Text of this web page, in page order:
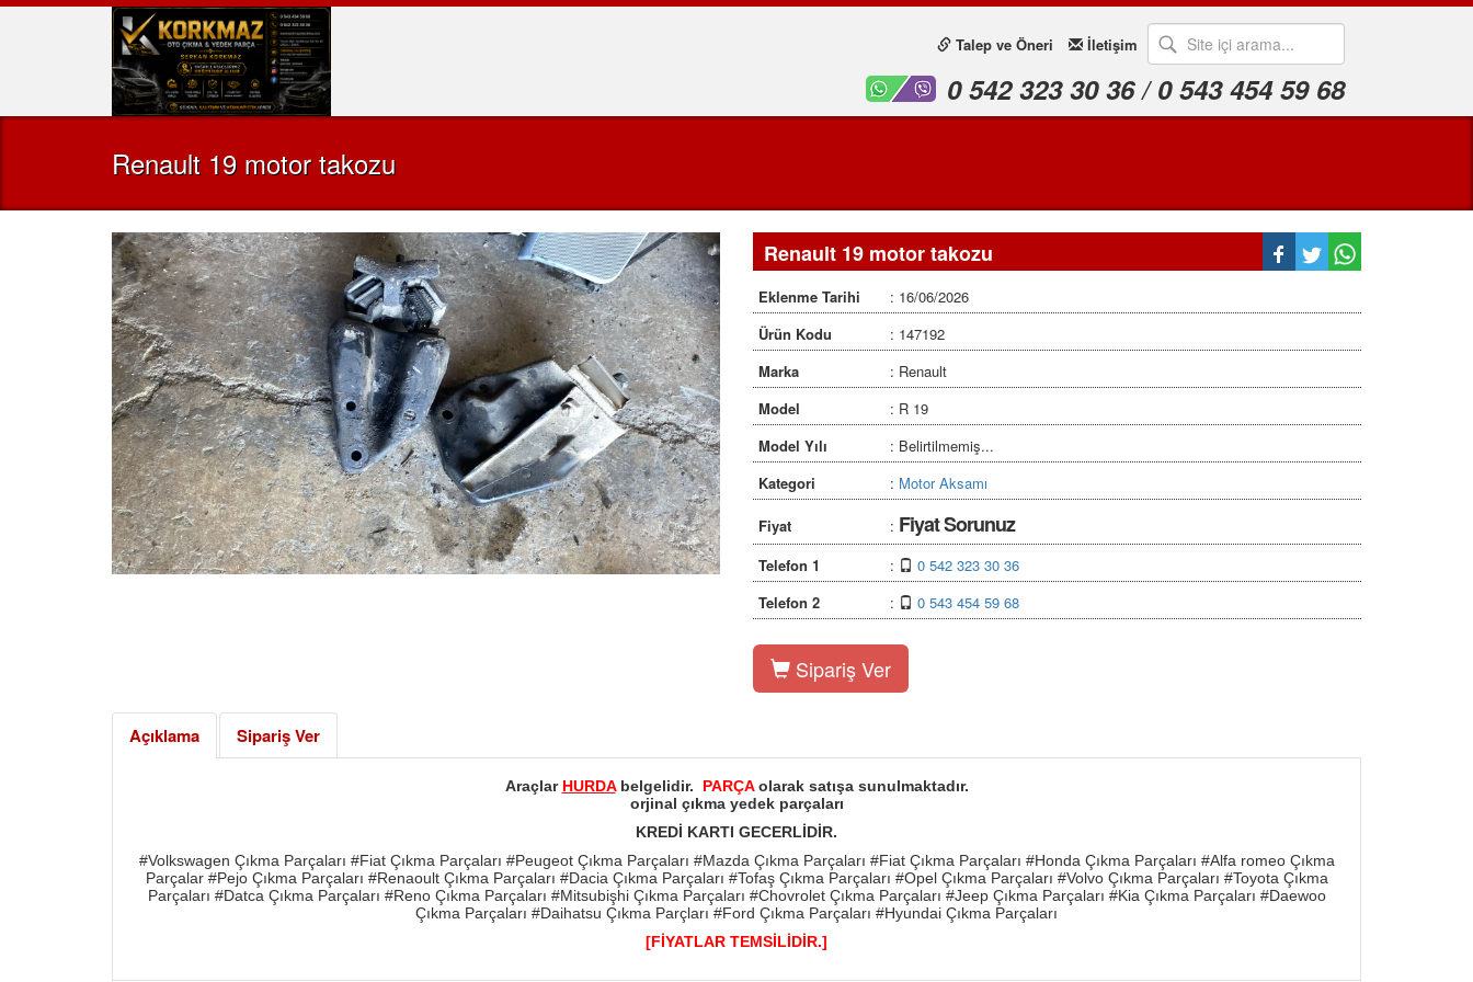
Talep ve Öneri İletişim
0 542 323 30 36 / 0 543 454 59 68
Renault 19 motor takozu
Renault 19 motor takozu
Eklenme Tarihi
: 16/06/2026
Ürün Kodu
: 147192
Marka
: Renault
Model
: R 19
Model Yılı
: Belirtilmemiş...
Kategori
: Motor Aksamı
Fiyat : Fiyat Sorunuz
Telefon 1 :
0 542 323 30 36
Telefon 2
: 0 543 454 59 68
Sipariş Ver
Açıklama Sipariş Ver
Araçlar HURDAbelgelidir. PARÇAolarak satışa sunulmaktadır.
orjinal çıkma yedek parçaları
KREDİ KARTI GECERLİDİR.
#Volkswagen Çıkma Parçaları #Fiat Çıkma Parçaları #Peugeot Çıkma Parçaları #Mazda Çıkma Parçaları #Fiat Çıkma Parçaları #Honda Çıkma Parçaları #Alfa romeo Çıkma
Parçalar #Pejo Çıkma Parçaları #Renaoult Çıkma Parçaları #Dacia Çıkma Parçaları #Tofaş Çıkma Parçaları #Opel Çıkma Parçaları #Volvo Çıkma Parçaları #Toyota Çıkma
Parçaları #Datca Çıkma Parçaları #Reno Çıkma Parçaları #Mitsubişhi Çıkma Parçaları #Chovrolet Çıkma Parçaları #Jeep Çıkma Parçaları #Kia Çıkma Parçaları #Daewoo
Çıkma Parçaları #Daihatsu Çıkma Parçları #Ford Çıkma Parçaları #Hyundai Çıkma Parçaları
[FİYATLAR TEMSİLİDİR.]